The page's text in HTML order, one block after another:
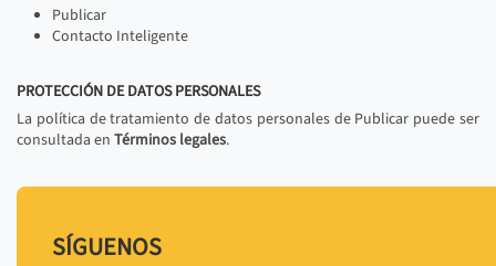
Publicar
Contacto Inteligente
PROTECCIÓN DE DATOS PERSONALES
La política de tratamiento de datos personales de Publicar puede ser
consultada en Términos legales.
SÍGUENOS